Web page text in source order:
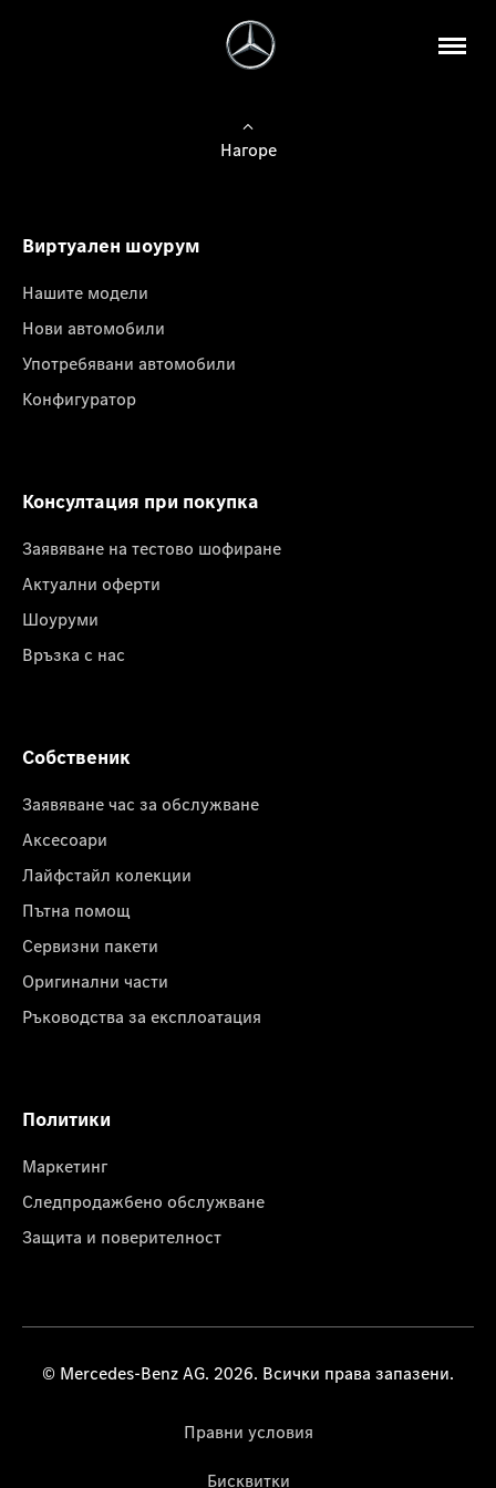
Нагоре
Виртуален шоурум
Нашите модели
Нови автомобили
Употребявани автомобили
Конфигуратор
Консултация при покупка
Заявяване на тестово шофиране
Актуални оферти
Шоуруми
Връзка с нас
Собственик
Заявяване час за обслужване
Аксесоари
Лайфстайл колекции
Пътна помощ
Сервизни пакети
Оригинални части
Ръководства за експлоатация
Политики
Маркетинг
Следпродажбено обслужване
Защита и поверителност
© Mercedes-Benz AG. 2026. Всички права запазени.
Правни условия
Бисквитки